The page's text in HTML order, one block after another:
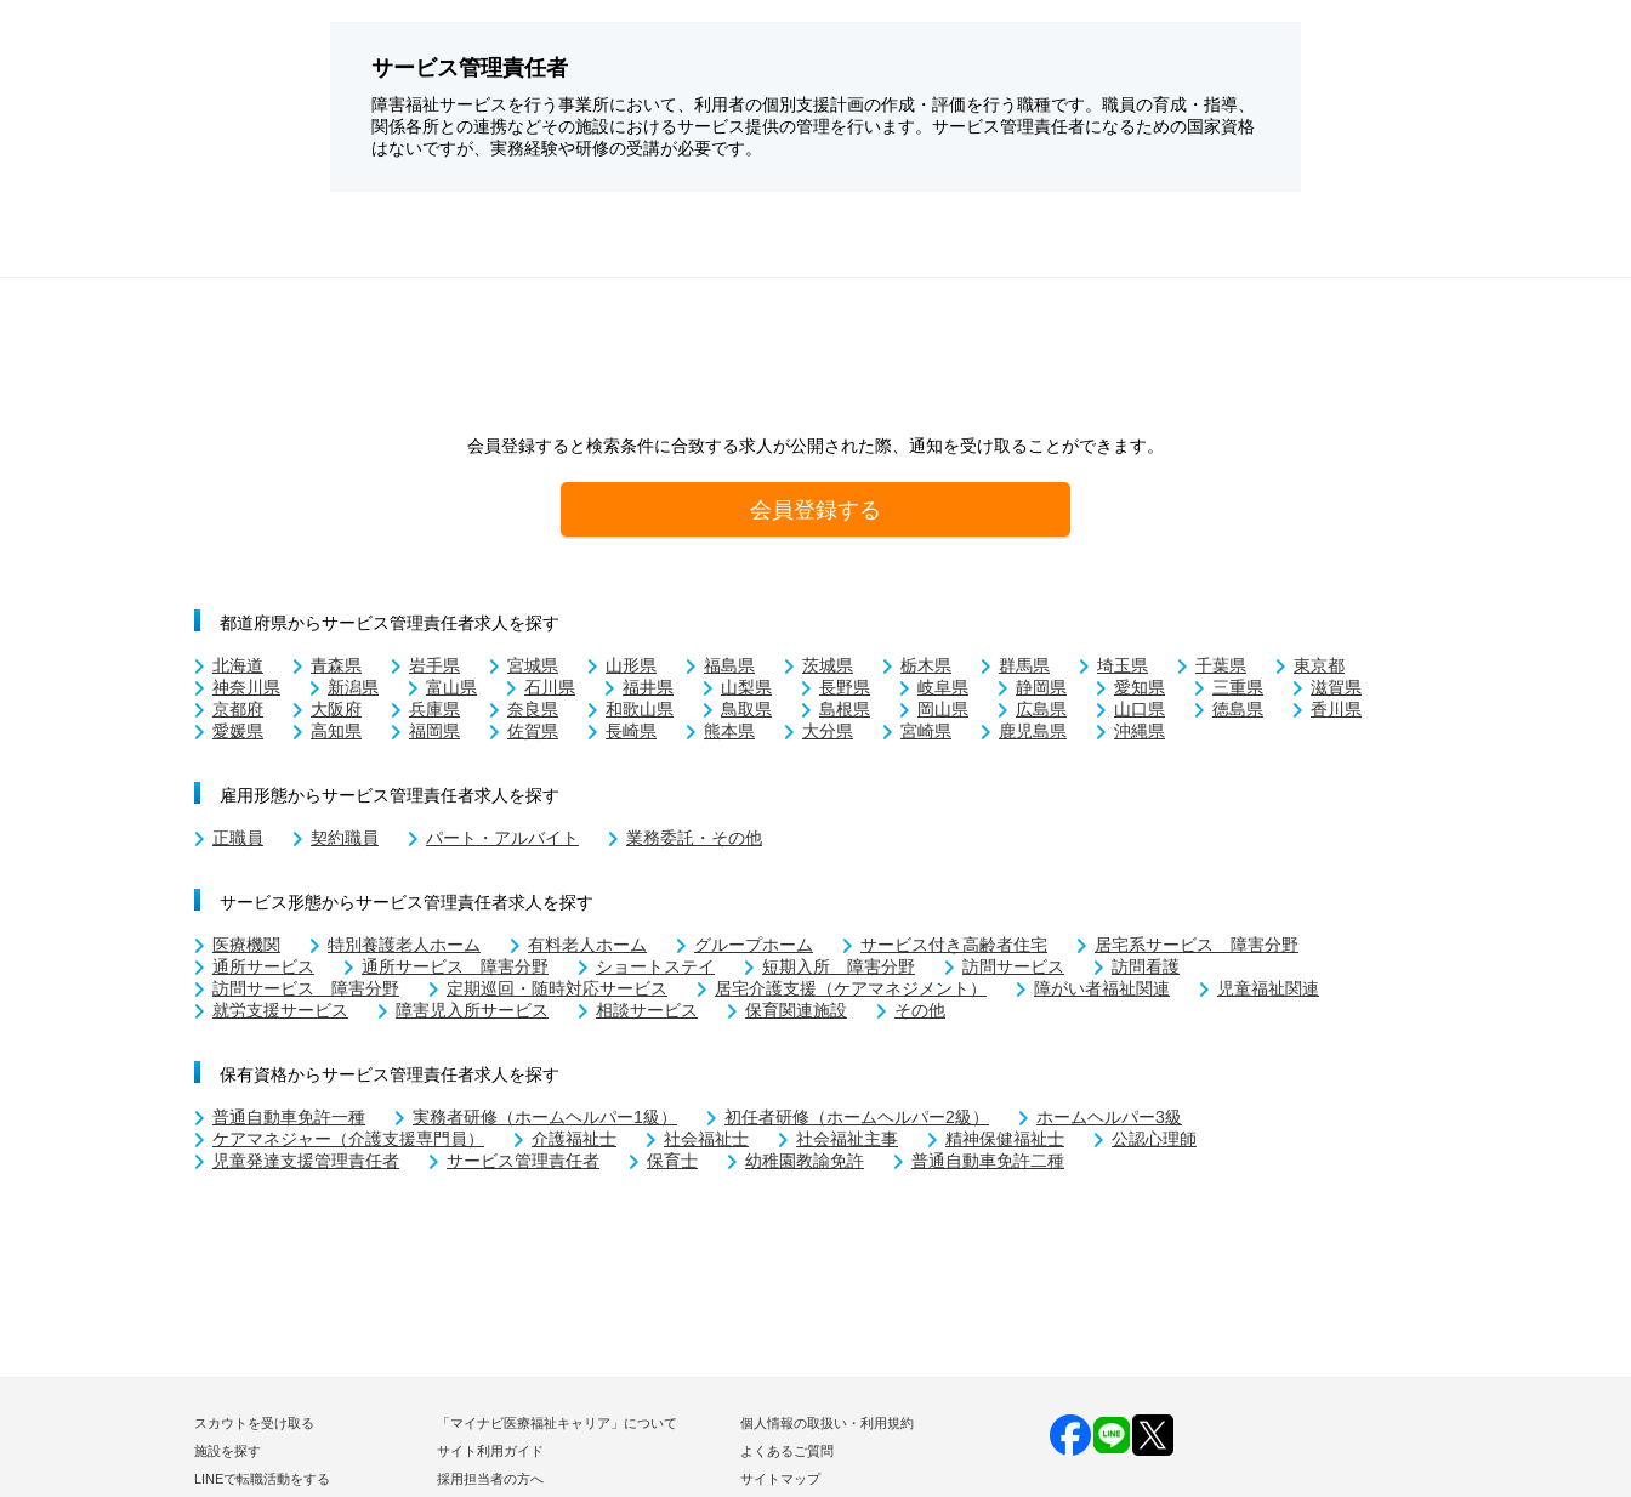
サービス管理責任者
障害福祉サービスを行う事業所において、利用者の個別支援計画の作成・評価を行う職種です。職員の育成・指導、
関係各所との連携などその施設におけるサービス提供の管理を行います。サービス管理責任者になるための国家資格
はないですが、実務経験や研修の受講が必要です。
会員登録すると検索条件に合致する求人が公開された際、通知を受け取ることができます。
会員登録する
都道府県からサービス管理責任者求人を探す
北海道 青森県 岩手県 宮城県 山形県 福島県 茨城県 栃木県 群馬県 埼玉県 千葉県
東京都
神奈川県
新潟県 富山県 石川県 福井県 山梨県 長野県 岐阜県 静岡県 愛知県 三重県
滋賀県
京都府
大阪府 兵庫県 奈良県 和歌山県 鳥取県 島根県 岡山県 広島県 山口県 徳島県
香川県
愛媛県
高知県 福岡県 佐賀県 長崎県 熊本県 大分県 宮崎県 鹿児島県 沖縄県
雇用形態からサービス管理責任者求人を探す
正職員 契約職員 パート・アルバイト 業務委託・その他
サービス形態からサービス管理責任者求人を探す
医療機関 特別養護老人ホーム 有料老人ホーム グループホーム サービス付き高齢者住宅
居宅系サービス 障害分野
通所サービス
通所サービス 障害分野 ショートステイ 短期入所 障害分野 訪問サービス
訪問看護
訪問サービス 障害分野
定期巡回・随時対応サービス 居宅介護支援（ケアマネジメント） 障がい者福祉関連
児童福祉関連
就労支援サービス
障害児入所サービス 相談サービス 保育関連施設 その他
保有資格からサービス管理責任者求人を探す
普通自動車免許一種 実務者研修（ホームヘルパー1級） 初任者研修（ホームヘルパー2級）
ホームヘルパー3級
ケアマネジャー（介護支援専門員）
介護福祉士 社会福祉士 社会福祉主事 精神保健福祉士
公認心理師
児童発達支援管理責任者
サービス管理責任者 保育士 幼稚園教諭免許 普通自動車免許二種
スカウトを受け取る
施設を探す
LINEで転職活動をする
「マイナビ医療福祉キャリア」について
サイト利用ガイド
採用担当者の方へ
個人情報の取扱い・利用規約
よくあるご質問
サイトマップ